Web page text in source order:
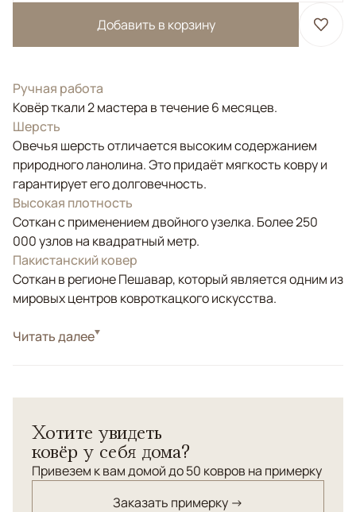
Добавить в корзину
Ручная работа
Ковёр ткали 2 мастера в течение 6 месяцев.
Шерсть
Овечья шерсть отличается высоким содержанием
природного ланолина. Это придаёт мягкость ковру и
гарантирует его долговечность.
Высокая плотность
Соткан с применением двойного узелка. Более 250
000 узлов на квадратный метр.
Пакистанский ковер
Соткан в регионе Пешавар, который является одним из
мировых центров ковроткацкого искусства.
СтильКлассические
УзорыГеометрический
Читать далее
Хотите увидеть
ковёр у себя дома?
Привезем к вам домой до 50 ковров на примерку
Заказать примерку →